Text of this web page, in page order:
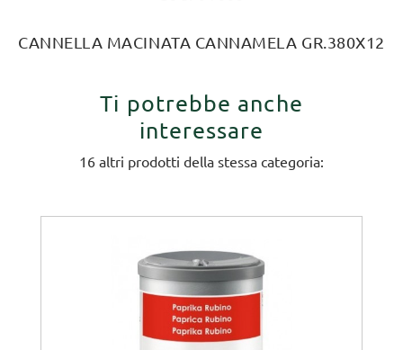
CANNELLA MACINATA CANNAMELA GR.380X12
Ti potrebbe anche
interessare
16 altri prodotti della stessa categoria: